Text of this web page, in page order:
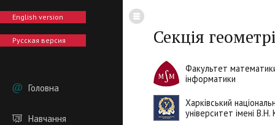
English version
Русская версия
Головна
Навчання
Секція
Факультет
інформатики
Харківський
університет імені В.Н.